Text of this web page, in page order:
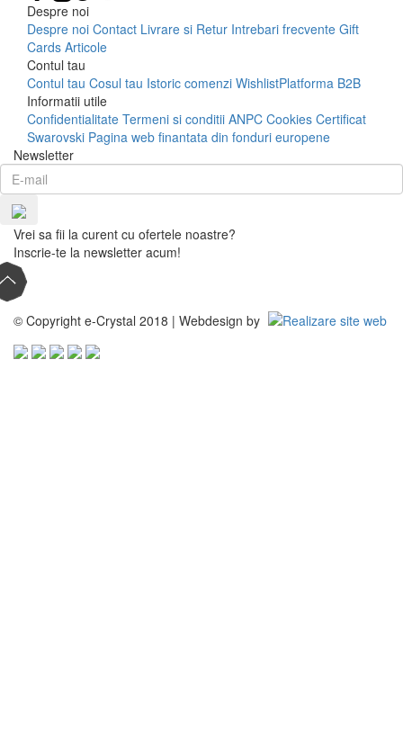
Despre noi
Despre noi Contact Livrare si Retur Intrebari frecvente Gift
Cards Articole
Contul tau
Contul tau Cosul tau Istoric comenzi WishlistPlatforma B2B
Informatii utile
Confidentialitate Termeni si conditii ANPC Cookies Certificat
Swarovski Pagina web finantata din fonduri europene
Newsletter
Vrei sa fii la curent cu ofertele noastre?
Inscrie-te la newsletter acum!
© Copyright e-Crystal 2018 | Webdesign by